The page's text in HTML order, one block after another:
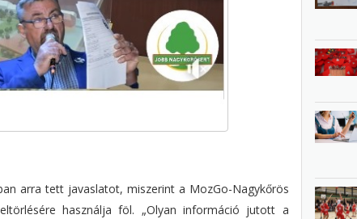
arra tett javaslatot, miszerint a MozGo-Nagykőrös
használja föl. „Olyan információ jutott a